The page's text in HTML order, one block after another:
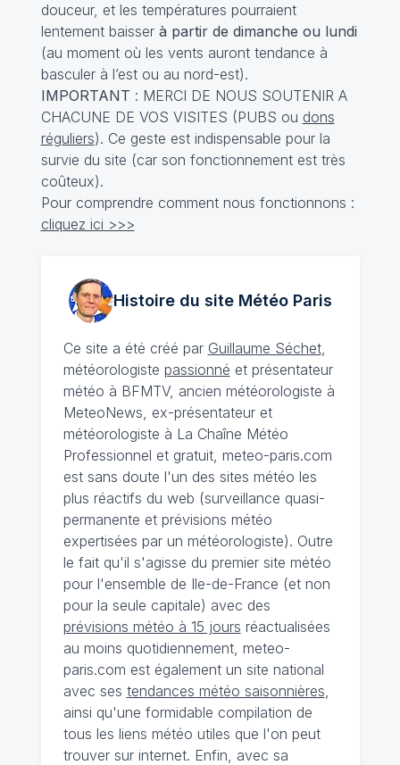
douceur, et les températures pourraient
lentement baisser à partir de dimanche ou lundi
(au moment où les vents auront tendance à
basculer à l’est ou au nord-est).
IMPORTANT : MERCI DE NOUS SOUTENIR A
CHACUNE DE VOS VISITES (PUBS ou dons
réguliers). Ce geste est indispensable pour la
survie du site (car son fonctionnement est très
coûteux).
Pour comprendre comment nous fonctionnons :
cliquez ici >>>
Histoire du site MétéoParis
Ce site a été créé par Guillaume Séchet,
météorologiste passionné et présentateur
météo à BFMTV, ancien météorologiste à
MeteoNews, ex-présentateur et
météorologiste à La Chaîne Météo
Professionnel et gratuit, meteo-paris.com
est sans doute l'un des sites météo les
plus réactifs du web (surveillance quasi-
permanente et prévisions météo
expertisées par un météorologiste). Outre
le fait qu'il s'agisse du premier site météo
pour l'ensemble de Ile-de-France (et non
pour la seule capitale) avec des
prévisions météo à 15 jours réactualisées
au moins quotidiennement, meteo-
paris.com est également un site national
avec ses tendances météo saisonnières,
ainsi qu'une formidable compilation de
tous les liens météo utiles que l'on peut
trouver sur internet. Enfin, avec sa